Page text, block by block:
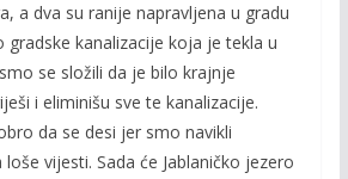
a dva su ranije napravljena u gradu
gradske kanalizacije koja je tekla u
se složili da je bilo krajnje
i eliminišu sve te kanalizacije.
da se desi jer smo navikli
vijesti. Sada će Jablaničko jezero